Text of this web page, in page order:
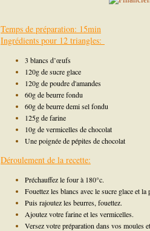
Temps de préparation: 15min
Ingrédients pour 12 triangles:
3 blancs d’œufs
120g de sucre glace
120g de poudre d'amandes
60g de beurre fondu
60g de beurre demi sel fondu
125g de farine
10g de vermicelles de chocolat
Une poignée de pépites de chocolat
Déroulement de la recette:
Préchauffez le four à 180°c.
Fouettez les blancs avec le sucre glace et la
Puis rajoutez les beurres, fouettez.
Ajoutez votre farine et les vermicelles.
Versez votre préparation dans vos moules